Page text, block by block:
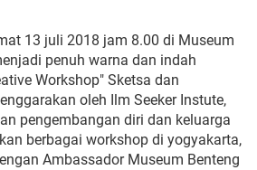
13 juli 2018 jam 8.00 di Museum
penuh warna dan indah
Workshop" Sketsa dan
oleh Ilm Seeker Instute,
pengembangan diri dan keluarga
berbagai workshop di yogyakarta,
Ambassador Museum Benteng